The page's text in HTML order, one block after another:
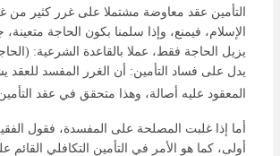
التأمين عقد معاوضة مشتملا على غرر كثير من
الإسلام، فيمنع، وإذا سلمنا بكون الحاجة متعينة،
يزيل الحاجة فقط، عملا بالقاعدة الشرعية:
يدل على فساد التأمين: أن الغرر المفسد للعقد
المعقود عليه أصالة، وهذا متحقق في عقد
أما إذا غلبت المصلحة على المفسدة، فقول الفقيه
أولى، كما هو الأمر في التأمين التكافلي القائم